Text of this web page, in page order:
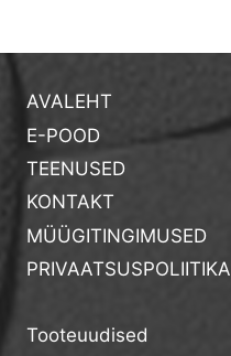
AVALEHT
E-POOD
TEENUSED
KONTAKT
MÜÜGITINGIMUSED
PRIVAATSUSPOLIITIKA
Tooteuudised